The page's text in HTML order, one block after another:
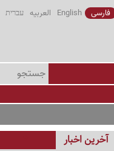
فارسی English العربیه עברית
آخرین اخبار